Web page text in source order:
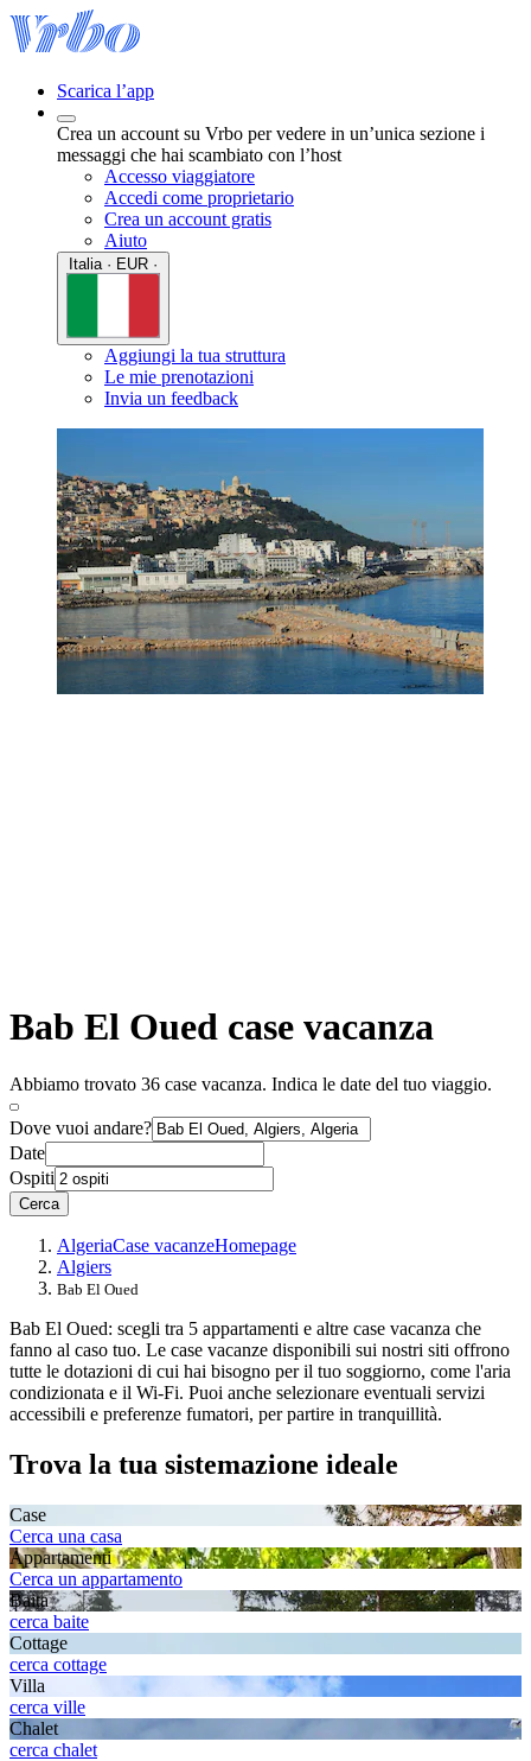
Scarica l’app
Crea un account su Vrbo per vedere in un’unica sezione i
messaggi che hai scambiato con l’host
Accesso viaggiatore
Accedi come proprietario
Crea un account gratis
Aiuto
Aggiungi la tua struttura
Le mie prenotazioni
Invia un feedback
Bab El Oued case vacanza
Abbiamo trovato 36 case vacanza. Indica le date del tuo viaggio.
Dove vuoi andare?
Date
Ospiti
Cerca
AlgeriaCase vacanzeHomepage
Algiers
Bab El Oued
Bab El Oued: scegli tra 5 appartamenti e altre case vacanza che
fanno al caso tuo. Le case vacanze disponibili sui nostri siti offrono
tutte le dotazioni di cui hai bisogno per il tuo soggiorno, come l'aria
condizionata e il Wi-Fi. Puoi anche selezionare eventuali servizi
accessibili e preferenze fumatori, per partire in tranquillità.
Trova la tua sistemazione ideale
Case
Cerca una casa
Appartamenti
Cerca un appartamento
Baita
cerca baite
Cottage
cerca cottage
Villa
cerca ville
Chalet
cerca chalet